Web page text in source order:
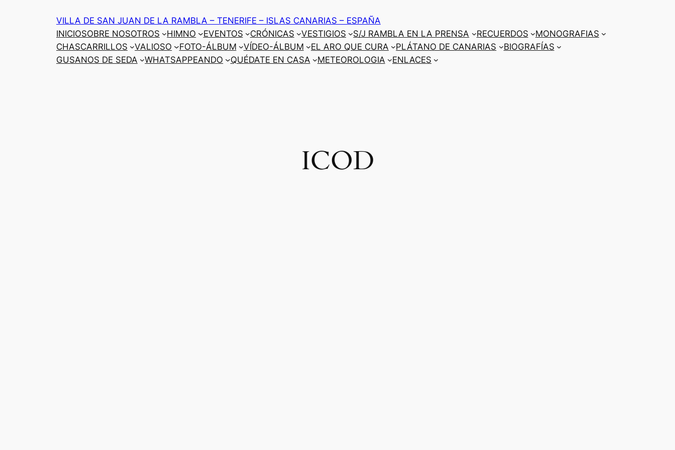
VILLA DE SAN JUAN DE LA RAMBLA – TENERIFE – ISLAS CANARIAS – ESPAÑA
INICIOSOBRE NOSOTROS HIMNO EVENTOS CRÓNICAS VESTIGIOS S/J RAMBLA EN LA PRENSA RECUERDOS
MONOGRAFIAS
CHASCARRILLOS
VALIOSO FOTO-ÁLBUM VÍDEO-ÁLBUM EL ARO QUE CURA PLÁTANO DE CANARIAS
BIOGRAFÍAS
GUSANOS DE SEDA
WHATSAPPEANDO QUÉDATE EN CASA METEOROLOGIA ENLACES
ICOD